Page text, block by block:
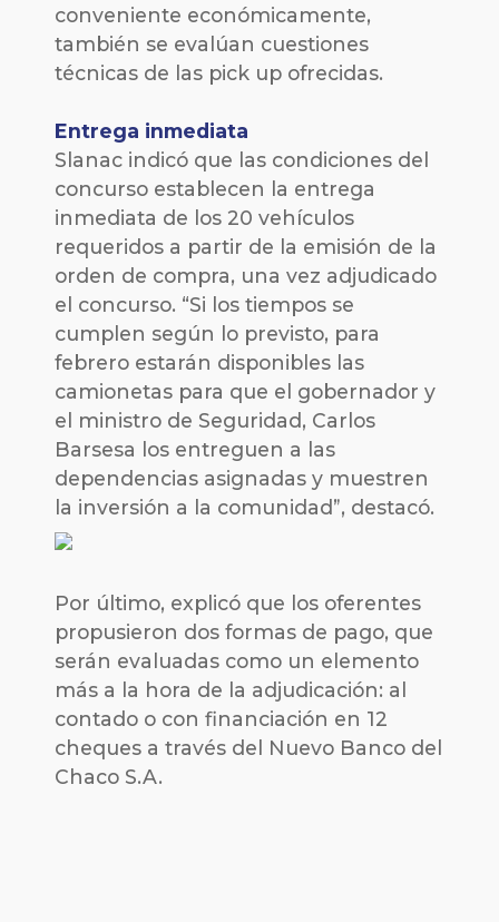
conveniente económicamente,
también se evalúan cuestiones
técnicas de las pick up ofrecidas.
Entrega inmediata
Slanac indicó que las condiciones del
concurso establecen la entrega
inmediata de los 20 vehículos
requeridos a partir de la emisión de la
orden de compra, una vez adjudicado
el concurso. “Si los tiempos se
cumplen según lo previsto, para
febrero estarán disponibles las
camionetas para que el gobernador y
el ministro de Seguridad, Carlos
Barsesa los entreguen a las
dependencias asignadas y muestren
la inversión a la comunidad”, destacó.
Por último, explicó que los oferentes
propusieron dos formas de pago, que
serán evaluadas como un elemento
más a la hora de la adjudicación: al
contado o con financiación en 12
cheques a través del Nuevo Banco del
Chaco S.A.